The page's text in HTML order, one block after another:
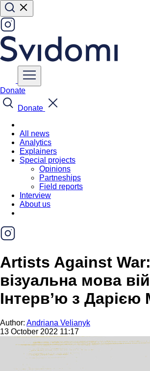
Donate
Donate
All news
Analytics
Explainers
Special projects
Opinions
Partneships
Field reports
Interview
About us
Artists Against War:
візуальна мова
Інтерв’ю з Дарією
Author: Andriana Velianyk
13 October 2022 11:17